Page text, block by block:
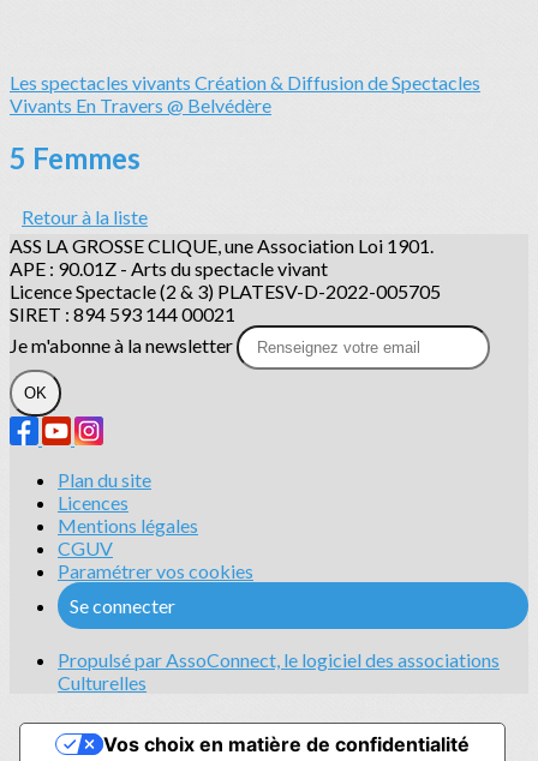
Les spectacles vivants Création & Diffusion de Spectacles
Vivants En Travers @ Belvédère
5 Femmes
Retour à la liste
ASS LA GROSSE CLIQUE, une Association Loi 1901.
APE : 90.01Z - Arts du spectacle vivant
Licence Spectacle (2 & 3) PLATESV-D-2022-005705
SIRET : 894 593 144 00021
Je m'abonne à la newsletter
OK
Plan du site
Licences
Mentions légales
CGUV
Paramétrer vos cookies
Se connecter
Propulsé par AssoConnect, le logiciel des associations
Culturelles
Vos choix en matière de confidentialité